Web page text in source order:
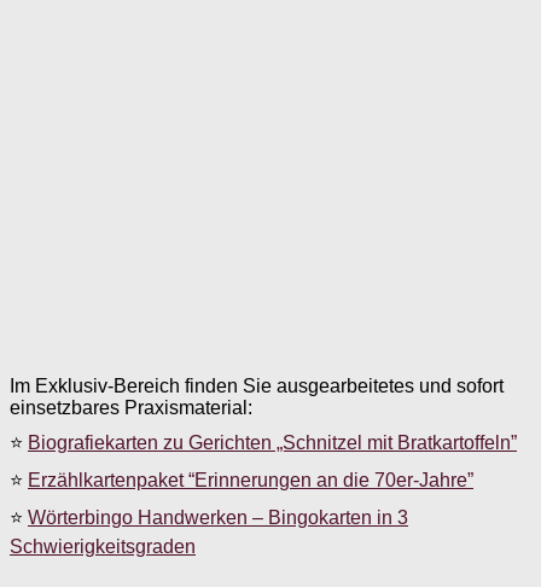
Im Exklusiv-Bereich finden Sie ausgearbeitetes und sofort
einsetzbares Praxismaterial:
⭐ Biografiekarten zu Gerichten „Schnitzel mit Bratkartoffeln”
⭐ Erzählkartenpaket “Erinnerungen an die 70er-Jahre”
⭐ Wörterbingo Handwerken – Bingokarten in 3
Schwierigkeitsgraden